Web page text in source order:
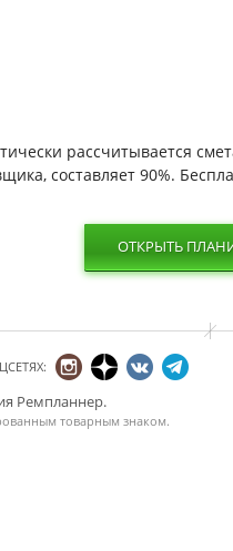
рассчитывается
составляет 90%.
ОТКРЫТЬ
Ремпланнер.
товарным знаком.